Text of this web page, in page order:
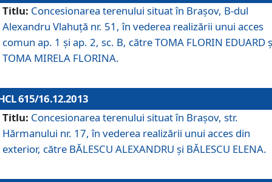
Titlu: Concesionarea terenului situat în Braşov, B-dul
Alexandru Vlahuţă nr. 51, în vederea realizării unui acces
comun ap. 1 şi ap. 2, sc. B, către TOMA FLORIN EDUARD
TOMA MIRELA FLORINA.
615/16.12.2013
Titlu: Concesionarea terenului situat în Braşov, str.
Hărmanului nr. 17, în vederea realizării unui acces din
exterior, către BĂLESCU ALEXANDRU şi BĂLESCU ELENA.